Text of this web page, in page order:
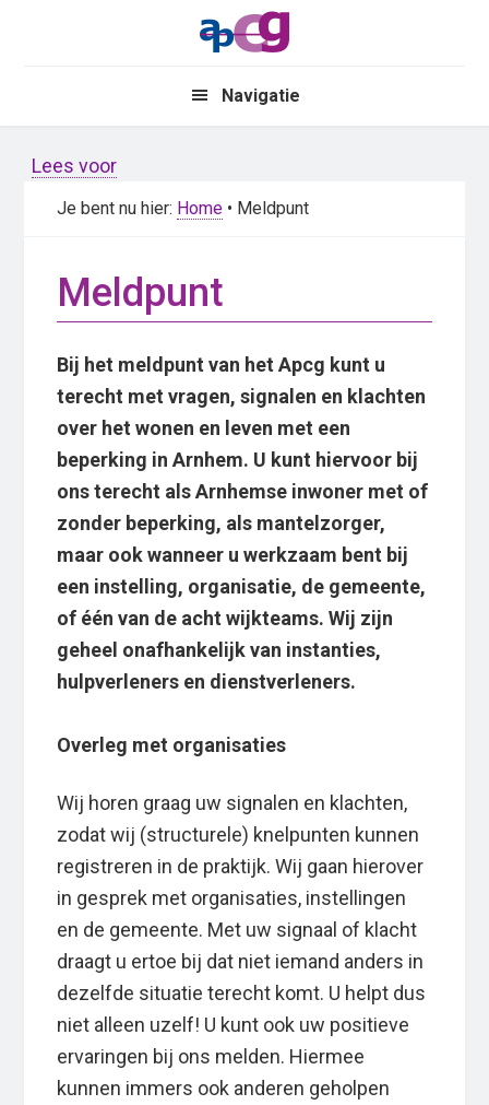
Navigatie
Lees voor
Je bent nu hier: Home • Meldpunt
Meldpunt
Bij het meldpunt van het Apcg kunt u
terecht met vragen, signalen en klachten
over het wonen en leven met een
beperking in Arnhem. U kunt hiervoor bij
ons terecht als Arnhemse inwoner met of
zonder beperking, als mantelzorger,
maar ook wanneer u werkzaam bent bij
een instelling, organisatie, de gemeente,
of één van de acht wijkteams. Wij zijn
geheel onafhankelijk van instanties,
hulpverleners en dienstverleners.
Overleg met organisaties
Wij horen graag uw signalen en klachten,
zodat wij (structurele) knelpunten kunnen
registreren in de praktijk. Wij gaan hierover
in gesprek met organisaties, instellingen
en de gemeente. Met uw signaal of klacht
draagt u ertoe bij dat niet iemand anders in
dezelfde situatie terecht komt. U helpt dus
niet alleen uzelf! U kunt ook uw positieve
ervaringen bij ons melden. Hiermee
kunnen immers ook anderen geholpen